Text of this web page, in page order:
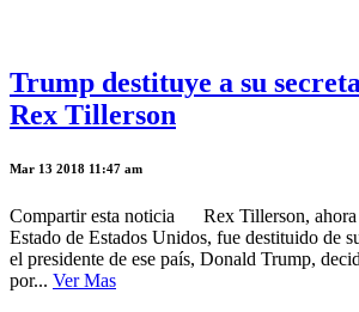
Trump destituye a su
Rex Tillerson
Mar 13 2018 11:47 am
Compartir esta noticia Rex Tillerson, ahora
Estado de Estados Unidos, fue destituido de
el presidente de ese país, Donald Trump,
por... Ver Mas